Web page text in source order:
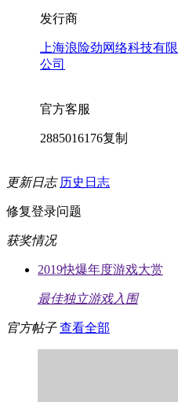
发行商
上海浪险劲网络科技有限
公司
官方客服
2885016176复制
更新日志 历史日志
修复登录问题
获奖情况
2019快爆年度游戏大赏
最佳独立游戏入围
官方帖子 查看全部